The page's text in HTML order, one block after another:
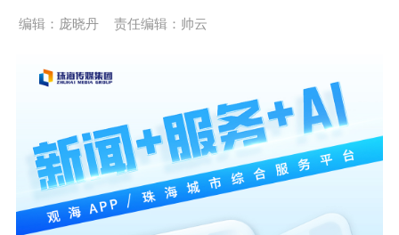
编辑：庞晓丹 责任编辑：帅云